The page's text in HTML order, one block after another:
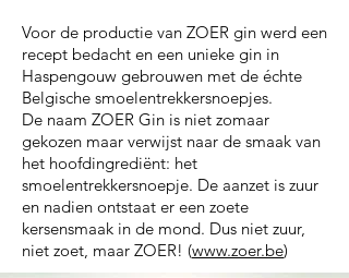
Voor de productie van ZOER gin werd een
recept bedacht en een unieke gin in
Haspengouw gebrouwen met de échte
Belgische smoelentrekkersnoepjes.
De naam ZOER Gin is niet zomaar
gekozen maar verwijst naar de smaak van
het hoofdingrediënt: het
smoelentrekkersnoepje. De aanzet is zuur
en nadien ontstaat er een zoete
kersensmaak in de mond. Dus niet zuur,
niet zoet, maar ZOER! (www.zoer.be)